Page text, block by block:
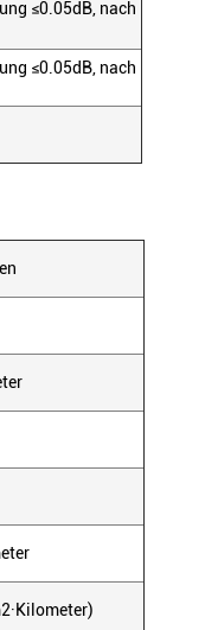
≤0.05dB, nach
≤0.05dB, nach